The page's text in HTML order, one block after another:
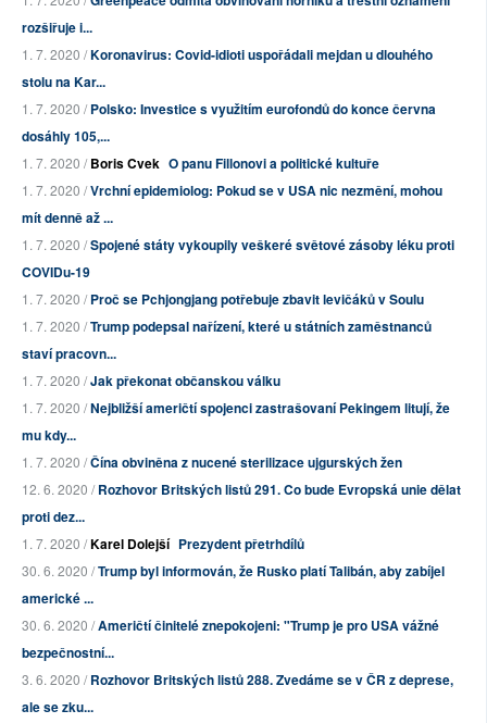
rozšiřuje i...
1. 7. 2020 /Koronavirus: Covid-idioti uspořádali mejdan u dlouhého
stolu na Kar...
1. 7. 2020 /Polsko: Investice s využitím eurofondů do konce června
dosáhly 105,...
1. 7. 2020 /Boris Cvek O panu Fillonovi a politické kultuře
1. 7. 2020 /Vrchní epidemiolog: Pokud se v USA nic nezmění, mohou
mít denně až ...
1. 7. 2020 /Spojené státy vykoupily veškeré světové zásoby léku proti
COVIDu-19
1. 7. 2020 /Proč se Pchjongjang potřebuje zbavit levičáků v Soulu
1. 7. 2020 /Trump podepsal nařízení, které u státních zaměstnanců
staví pracovn...
1. 7. 2020 /Jak překonat občanskou válku
1. 7. 2020 /Nejbližší američtí spojenci zastrašovaní Pekingem litují, že
mu kdy...
1. 7. 2020 /Čína obviněna z nucené sterilizace ujgurských žen
12. 6. 2020 /Rozhovor Britských listů 291. Co bude Evropská unie dělat
proti dez...
1. 7. 2020 /Karel Dolejší Prezydent přetrhdílů
30. 6. 2020 /Trump byl informován, že Rusko platí Talibán, aby zabíjel
americké ...
30. 6. 2020 /Američtí činitelé znepokojeni: "Trump je pro USA vážné
bezpečnostní...
3. 6. 2020 /Rozhovor Britských listů 288. Zvedáme se v ČR z deprese,
ale se zku...